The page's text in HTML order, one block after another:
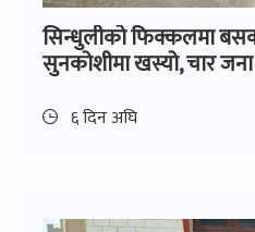
सिन्धुलीको फिक्कलमा
सुनकोशीमा खस्यो, चार जना
६ दिन अघि